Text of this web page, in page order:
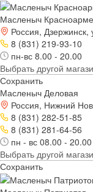
Масленыч
Россия,
8 (831) 219-93-10
пн-вс 8.00 - 20.00
Выбрать другой
Сохранить
Масленыч Деловая
Россия, Нижний
8 (831) 282-51-85
8 (831) 281-64-56
пн - вс 08.00 - 20.00
Выбрать другой
Сохранить